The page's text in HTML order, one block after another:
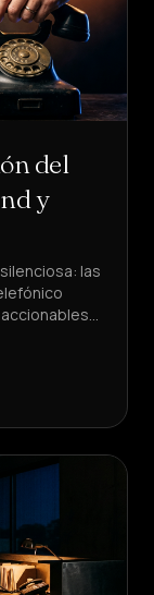
del
y
las